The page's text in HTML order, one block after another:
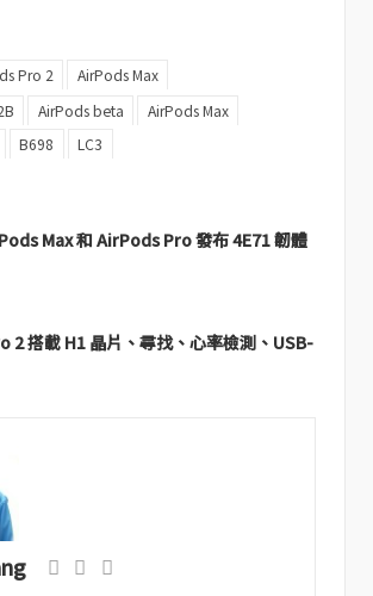
Pro 2 AirPods Max
AirPods beta
AirPods Max
B698 LC3
Max 和 AirPods Pro 發布 4E71 韌體
2 搭載 H1 晶片、尋找、心率檢測、USB-